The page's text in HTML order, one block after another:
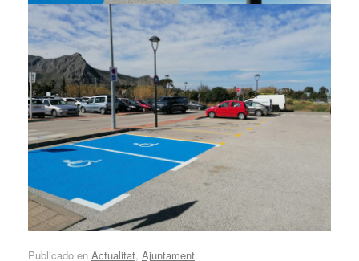
Publicado en Actualitat, Ajuntament.